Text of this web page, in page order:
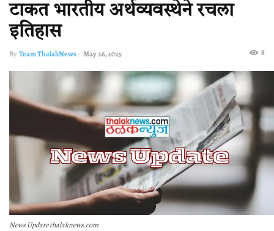
टाकत भारतीय अर्थव्यवस्थेने रचला
इतिहास
By Team ThalakNews- May 26, 2025 8
News Update thalaknews.com